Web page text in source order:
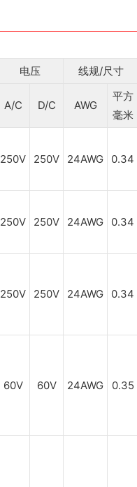
电压
线规/尺寸
A/C D/C AWG
平方
毫米
250V 250V 24AWG 0.34
250V 250V 24AWG 0.34
250V 250V 24AWG 0.34
60V 60V 24AWG 0.35